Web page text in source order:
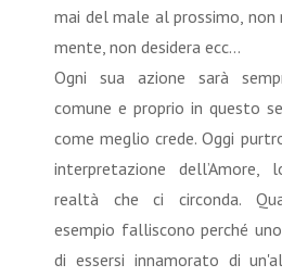
mai del male al prossimo, non
mente, non desidera ecc…
Ogni sua azione sarà
comune e proprio in questo
come meglio crede. Oggi
interpretazione
realtà che ci circonda.
esempio falliscono perché
di essersi innamorato di